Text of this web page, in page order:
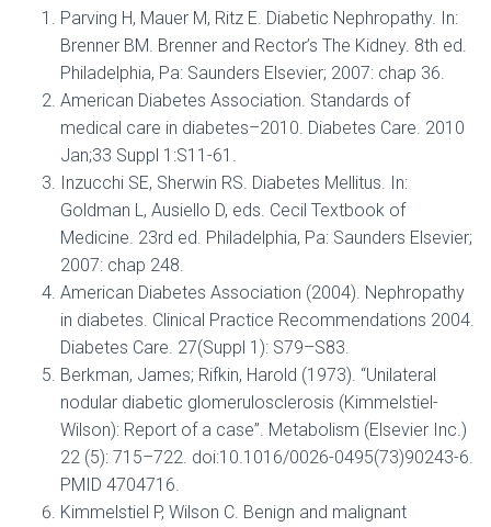
Parving H, Mauer M, Ritz E. Diabetic Nephropathy. In:
Brenner BM. Brenner and Rector’s The Kidney. 8th ed.
Philadelphia, Pa: Saunders Elsevier; 2007: chap 36.
American Diabetes Association. Standards of
medical care in diabetes–2010. Diabetes Care. 2010
Jan;33 Suppl 1:S11-61.
Inzucchi SE, Sherwin RS. Diabetes Mellitus. In:
Goldman L, Ausiello D, eds. Cecil Textbook of
Medicine. 23rd ed. Philadelphia, Pa: Saunders Elsevier;
2007: chap 248.
American Diabetes Association (2004). Nephropathy
in diabetes. Clinical Practice Recommendations 2004.
Diabetes Care. 27(Suppl 1): S79–S83.
Berkman, James; Rifkin, Harold (1973). “Unilateral
nodular diabetic glomerulosclerosis (Kimmelstiel-
Wilson): Report of a case”. Metabolism (Elsevier Inc.)
22 (5): 715–722. doi:10.1016/0026-0495(73)90243-6.
PMID 4704716.
Kimmelstiel P, Wilson C. Benign and malignant